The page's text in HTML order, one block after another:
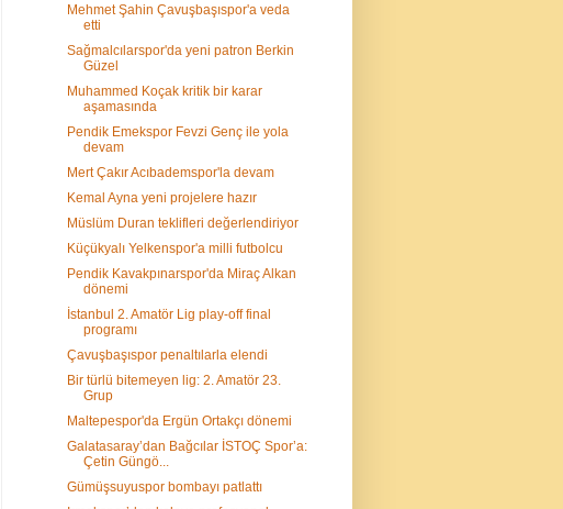
Mehmet Şahin Çavuşbaşıspor'a veda
etti
Sağmalcılarspor'da yeni patron Berkin
Güzel
Muhammed Koçak kritik bir karar
aşamasında
Pendik Emekspor Fevzi Genç ile yola
devam
Mert Çakır Acıbademspor'la devam
Kemal Ayna yeni projelere hazır
Müslüm Duran teklifleri değerlendiriyor
Küçükyalı Yelkenspor'a milli futbolcu
Pendik Kavakpınarspor'da Miraç Alkan
dönemi
İstanbul 2. Amatör Lig play-off final
programı
Çavuşbaşıspor penaltılarla elendi
Bir türlü bitemeyen lig: 2. Amatör 23.
Grup
Maltepespor'da Ergün Ortakçı dönemi
Galatasaray’dan Bağcılar İSTOÇ Spor’a:
Çetin Güngö...
Gümüşsuyuspor bombayı patlattı